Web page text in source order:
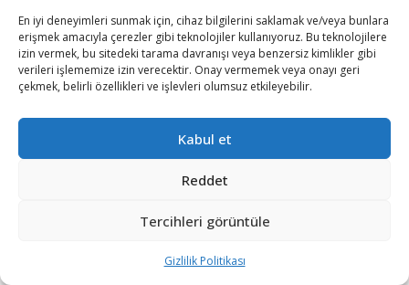
En iyi deneyimleri sunmak için, cihaz bilgilerini saklamak ve/veya bunlara
erişmek amacıyla çerezler gibi teknolojiler kullanıyoruz. Bu teknolojilere
izin vermek, bu sitedeki tarama davranışı veya benzersiz kimlikler gibi
verileri işlememize izin verecektir. Onay vermemek veya onayı geri
çekmek, belirli özellikleri ve işlevleri olumsuz etkileyebilir.
Kabul et
Reddet
Tercihleri görüntüle
Gizlilik Politikası
amacıyla 40 adet Eurofighter Typhoon savaş uçağı
tedarik etmeyi planlıyor.
Milli Savunma Bakanı Yaşar Güler, TBMM Plan ve Bütçe
Komisyonundaki 2024 yılı bütçesinin görüşmelerinde
önemli açıklamalarda bulundu.